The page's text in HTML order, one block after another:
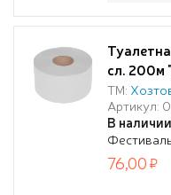
сл. 200м
ТМ:
Артикул:
В
76,00